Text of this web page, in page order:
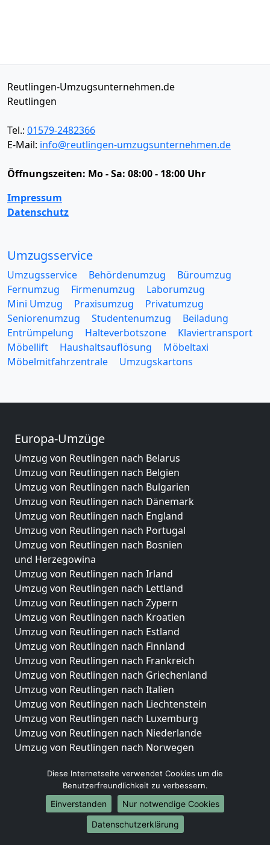
Reutlingen-Umzugsunternehmen.de
Reutlingen
Tel.: 01579-2482366
E-Mail: info@reutlingen-umzugsunternehmen.de
Öffnungszeiten: Mo - Sa: 08:00 - 18:00 Uhr
Impressum
Datenschutz
Umzugsservice
Umzugsservice Behördenumzug
Büroumzug
Fernumzug
Firmenumzug
Laborumzug
Mini Umzug
Praxisumzug
Privatumzug
Seniorenumzug
Studentenumzug
Beiladung
Entrümpelung
Halteverbotszone
Klaviertransport
Möbellift
Haushaltsauflösung
Möbeltaxi
Möbelmitfahrzentrale
Umzugskartons
Europa-Umzüge
Umzug von Reutlingen nach Belarus
Umzug von Reutlingen nach Belgien
Umzug von Reutlingen nach Bulgarien
Umzug von Reutlingen nach Dänemark
Umzug von Reutlingen nach England
Umzug von Reutlingen nach Portugal
Umzug von Reutlingen nach Bosnien
und Herzegowina
Umzug von Reutlingen nach Irland
Umzug von Reutlingen nach Lettland
Umzug von Reutlingen nach Zypern
Umzug von Reutlingen nach Kroatien
Umzug von Reutlingen nach Estland
Umzug von Reutlingen nach Finnland
Umzug von Reutlingen nach Frankreich
Umzug von Reutlingen nach Griechenland
Umzug von Reutlingen nach Italien
Umzug von Reutlingen nach Liechtenstein
Umzug von Reutlingen nach Luxemburg
Umzug von Reutlingen nach Niederlande
Umzug von Reutlingen nach Norwegen
Umzüge-Deutschlandweit
Umzug von Reutlingen nach Berlin
Umzug von Reutlingen nach Hamburg
Umzug von Reutlingen nach München
Umzug von Reutlingen nach Köln
Diese Internetseite verwendet Cookies um die
Benutzerfreundlichkeit zu verbessern.
Einverstanden
Nur notwendige Cookies
Datenschutzerklärung